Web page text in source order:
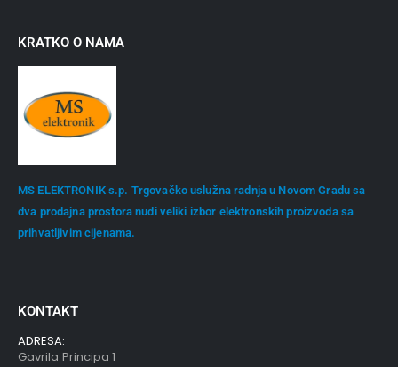
KRATKO O NAMA
MS ELEKTRONIK s.p. Trgovačko uslužna radnja u Novom Gradu sa
dva prodajna prostora nudi veliki izbor elektronskih proizvoda sa
prihvatljivim cijenama.
KONTAKT
ADRESA:
Gavrila Principa 1